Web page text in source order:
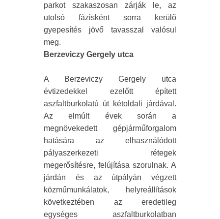
parkot szakaszosan zárják le, az
utolsó fázisként sorra kerülő
gyepesítés jövő tavasszal valósul
meg.
Berzeviczy Gergely utca
A Berzeviczy Gergely utca
évtizedekkel ezelőtt épített
aszfaltburkolatú út kétoldali járdával.
Az elmúlt évek során a
megnövekedett gépjárműforgalom
hatására az elhasználódott
pályaszerkezeti rétegek
megerősítésre, felújítása szorulnak. A
járdán és az útpályán végzett
közműmunkálatok, helyreállítások
következtében az eredetileg
egységes aszfaltburkolatban